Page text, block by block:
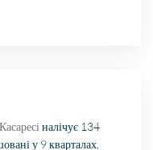
Касаресі налічує 134
у 9 кварталах,